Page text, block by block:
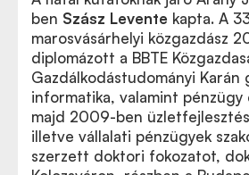
ben Szász Levente kapta. A
marosvásárhelyi közgazdász
diplomázott a BBTE
Gazdálkodástudományi Karán
informatika, valamint pénzügy
majd 2009-ben
illetve vállalati pénzügyek
szerzett doktori fokozatot,